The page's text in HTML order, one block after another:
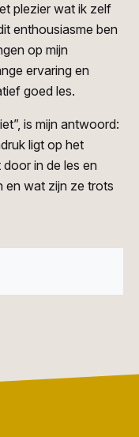
plezier wat ik zelf
enthousiasme ben
op mijn
ervaring en
goed les.
is mijn antwoord:
ligt op het
in de les en
en wat zijn ze trots